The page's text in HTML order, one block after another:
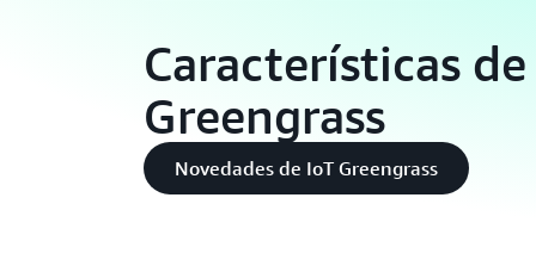
Características de
Greengrass
Novedades de IoT Greengrass